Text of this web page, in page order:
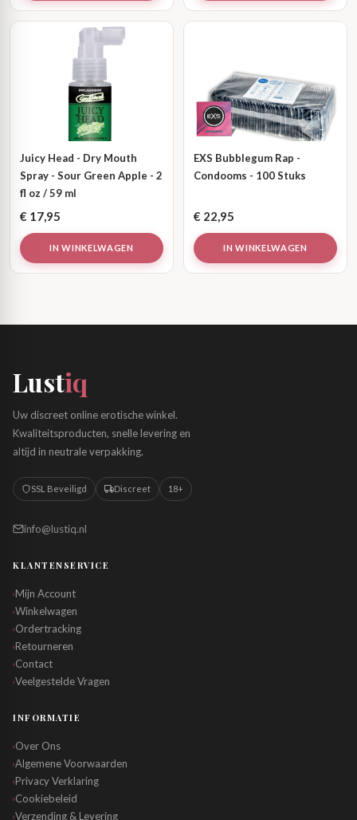
Juicy Head - Dry Mouth
Spray - Sour Green Apple - 2
fl oz / 59 ml
€ 17,95
IN WINKELWAGEN
EXS Bubblegum Rap -
Condooms - 100 Stuks
€ 22,95
IN WINKELWAGEN
Lustiq
Uw discreet online erotische winkel.
Kwaliteitsproducten, snelle levering en
altijd in neutrale verpakking.
SSL Beveiligd Discreet 18+
info@lustiq.nl
KLANTENSERVICE
›Mijn Account
›Winkelwagen
›Ordertracking
›Retourneren
›Contact
›Veelgestelde Vragen
INFORMATIE
›Over Ons
›Algemene Voorwaarden
›Privacy Verklaring
›Cookiebeleid
›Verzending & Levering